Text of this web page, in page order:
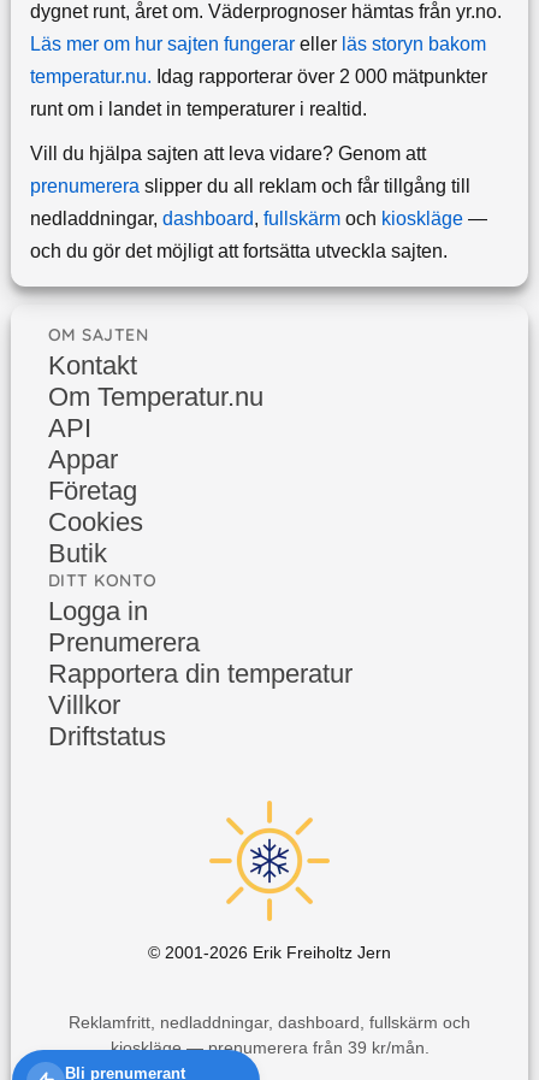
dygnet runt, året om. Väderprognoser hämtas från yr.no.
Läs mer om hur sajten fungerareller läs storyn bakom
temperatur.nu. Idag rapporterar över 2 000 mätpunkter
runt om i landet in temperaturer i realtid.
Vill du hjälpa sajten att leva vidare? Genom att
prenumereraslipper du all reklam och får tillgång till
nedladdningar, dashboard, fullskärmoch kioskläge—
och du gör det möjligt att fortsätta utveckla sajten.
OM SAJTEN
Kontakt
Om Temperatur.nu
API
Appar
Företag
Cookies
Butik
DITT KONTO
Logga in
Prenumerera
Rapportera din temperatur
Villkor
Driftstatus
© 2001-2026 Erik Freiholtz Jern
Reklamfritt, nedladdningar, dashboard, fullskärm och
kioskläge — prenumerera från 39 kr/mån.
Bli prenumerant